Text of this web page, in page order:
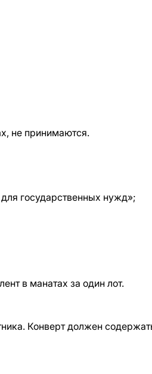
не принимаются.
государственных нужд»;
в манатах за один лот.
Конверт должен